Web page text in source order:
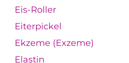
Eis-Roller
Eiterpickel
Ekzeme (Exzeme)
Elastin